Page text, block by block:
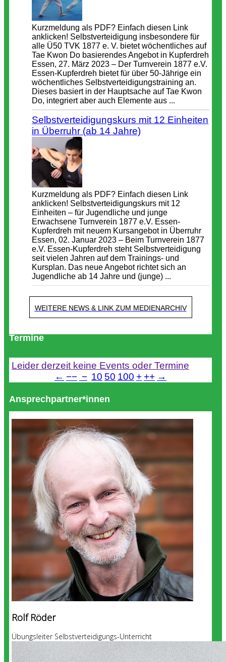
Kurzmeldung als PDF? Einfach diesen Link
anklicken! Selbstverteidigung insbesondere für
alle Ü50 TVK 1877 e. V. bietet wöchentliches auf
Tae Kwon Do basierendes Angebot in Kupferdreh
Essen, 27. März 2023 – Der Turnverein 1877 e.V.
Essen-Kupferdreh bietet für über 50-Jährige ein
wöchentliches Selbstverteidigungstraining an.
Dieses basiert in der Hauptsache auf Tae Kwon
Do, integriert aber auch Elemente aus ...
Selbstverteidigungskurs mit 12 Einheiten
in Überruhr (ab 14 Jahre)
Kurzmeldung als PDF? Einfach diesen Link
anklicken! Selbstverteidigungskurs mit 12
Einheiten – für Jugendliche und junge
Erwachsene Turnverein 1877 e.V. Essen-
Kupferdreh mit neuem Kursangebot in Überruhr
Essen, 02. Januar 2023 – Beim Turnverein 1877
e.V. Essen-Kupferdreh steht Selbstverteidigung
seit vielen Jahren auf dem Trainings- und
Kursplan. Das neue Angebot richtet sich an
Jugendliche ab 14 Jahre und (junge) ...
WEITERE NEWS & LINK ZUM MEDIENARCHIV
Termine
Leider derzeit keine Events oder Termine
← −− − 10 50 100 + ++ →
Ansprechpartner*innen
Rolf Röder
Übungsleiter Selbstverteidigungs-Unterricht